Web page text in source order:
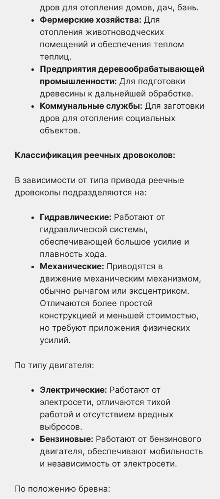
дров для отопления домов, дач, бань.
Фермерские хозяйства: Для
отопления животноводческих
помещений и обеспечения теплом
теплиц.
Предприятия деревообрабатывающей
промышленности: Для подготовки
древесины к дальнейшей обработке.
Коммунальные службы: Для заготовки
дров для отопления социальных
объектов.
Классификация реечных дровоколов:
В зависимости от типа привода реечные
дровоколы подразделяются на:
Гидравлические: Работают от
гидравлической системы,
обеспечивающей большое усилие и
плавность хода.
Механические: Приводятся в
движение механическим механизмом,
обычно рычагом или эксцентриком.
Отличаются более простой
конструкцией и меньшей стоимостью,
но требуют приложения физических
усилий.
По типу двигателя:
Электрические: Работают от
электросети, отличаются тихой
работой и отсутствием вредных
выбросов.
Бензиновые: Работают от бензинового
двигателя, обеспечивают мобильность
и независимость от электросети.
По положению бревна: